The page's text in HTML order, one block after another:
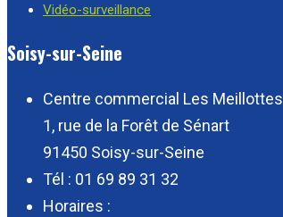
Vidéo-surveillance
Soisy-sur-Seine
Centre commercial Les Meillottes
1, rue de la Forêt de Sénart
91450 Soisy-sur-Seine
Tél : 01 69 89 31 32
Horaires :